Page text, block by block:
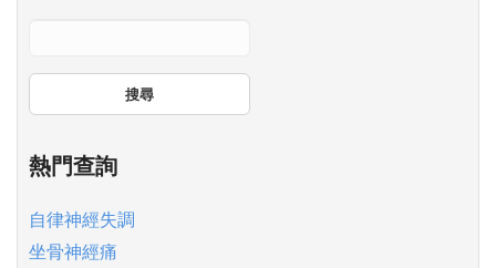
搜尋
熱門查詢
自律神經失調
坐骨神經痛